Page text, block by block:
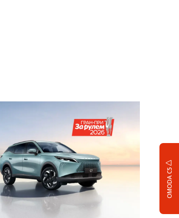
OMODA C5